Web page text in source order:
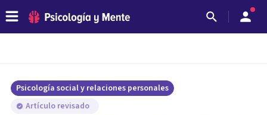
Psicología social y relaciones personales
Artículo revisado